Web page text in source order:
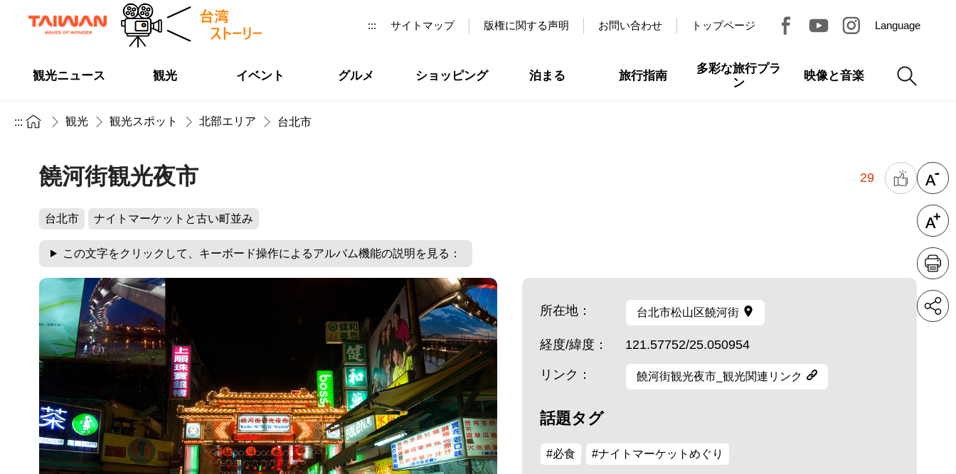
::: サイトマップ 版権に関する声明 お問い合わせ トップページ Language
観光ニュース 観光 イベント グルメ ショッピング 泊まる 旅行指南
多彩な旅行プラ
ン
映像と音楽
::: 観光 観光スポット 北部エリア 台北市
饒河街観光夜市 29
台北市 ナイトマーケットと古い町並み
この文字をクリックして、キーボード操作によるアルバム機能の説明を見る：
所在地： 台北市松山区饒河街
経度/緯度： 121.57752/25.050954
リンク： 饒河街観光夜市_観光関連リンク
話題タグ
#必食 #ナイトマーケットめぐり